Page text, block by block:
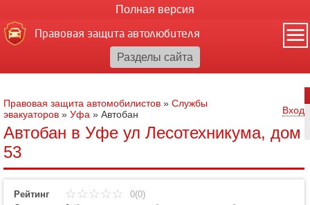
Полная версия
Правовая защита автолюбителя
Правовая защита автомобилистов » Службы
эвакуаторов » Уфа » Автобан Вход
Автобан в Уфе ул Лесотехникума, дом
53
Рейтинг
0(0)